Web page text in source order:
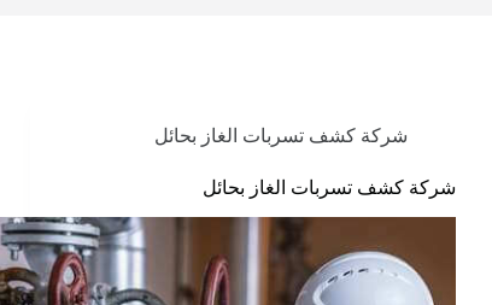
شركة كشف تسربات الغاز بحائل
شركة كشف تسربات الغاز بحائل